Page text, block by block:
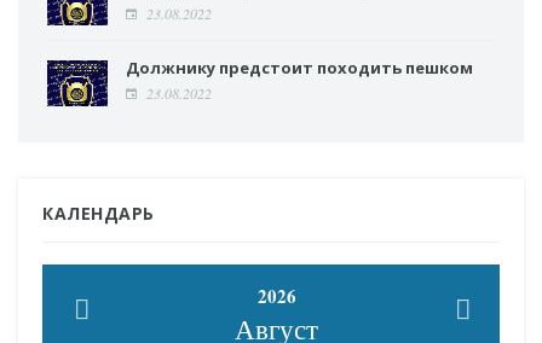
23.08.2022
Должнику предстоит походить пешком
23.08.2022
КАЛЕНДАРЬ
2026
Август